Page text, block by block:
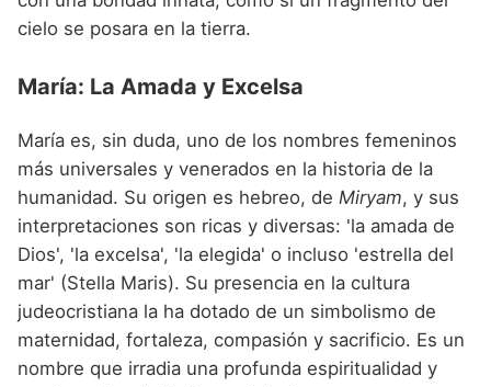
cielo se posara en la tierra.
María: La Amada y Excelsa
María es, sin duda, uno de los nombres femeninos
más universales y venerados en la historia de la
humanidad. Su origen es hebreo, de Miryam, y sus
interpretaciones son ricas y diversas: 'la amada de
Dios', 'la excelsa', 'la elegida' o incluso 'estrella del
mar' (Stella Maris). Su presencia en la cultura
judeocristiana la ha dotado de un simbolismo de
maternidad, fortaleza, compasión y sacrificio. Es un
nombre que irradia una profunda espiritualidad y